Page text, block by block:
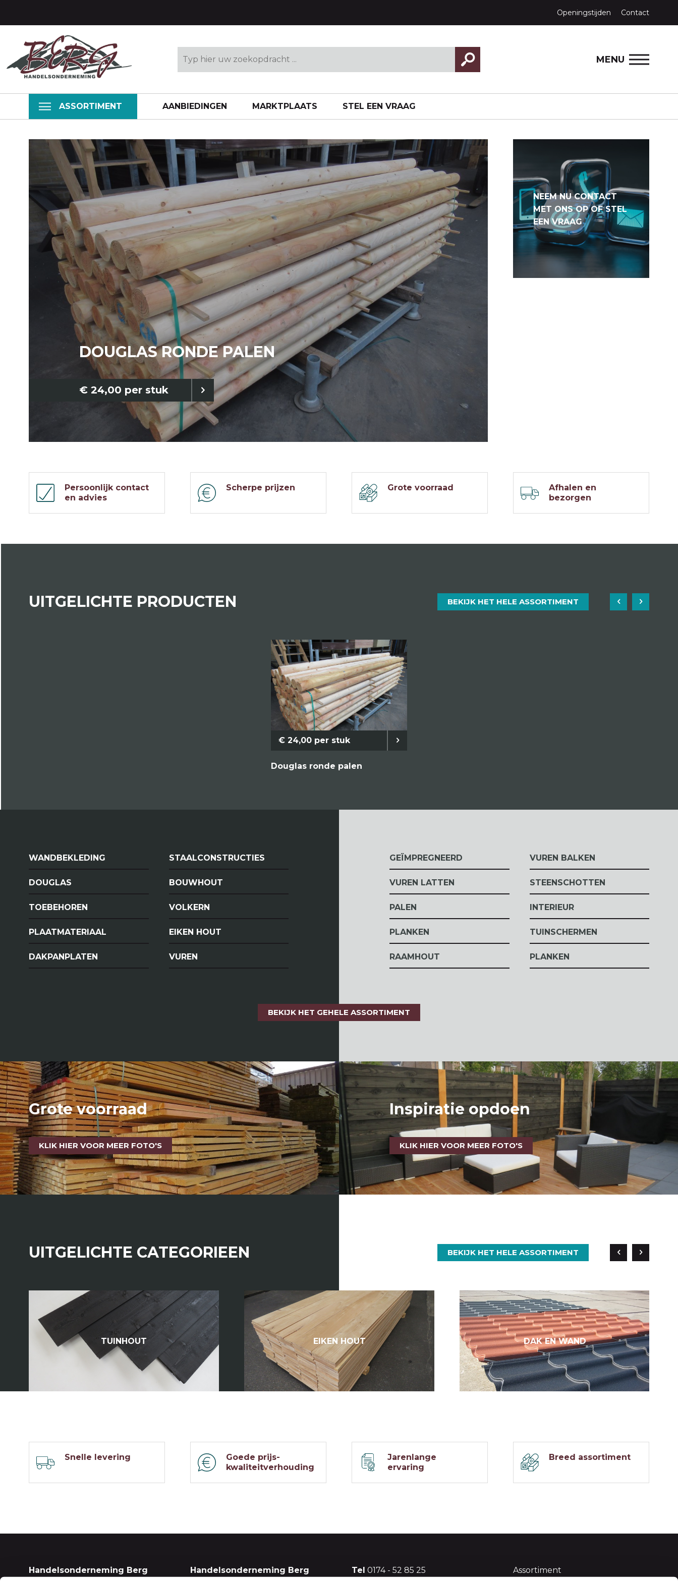
Openingstijden Contact
MENU
ASSORTIMENT AANBIEDINGEN MARKTPLAATS STEL EEN VRAAG
DOUGLAS RONDE PALEN
€ 24,00 per stuk
NEEM NU CONTACT
MET ONS OP OF STEL
EEN VRAAG
Persoonlijk contact
en advies
Scherpe prijzen Grote voorraad
Afhalen en
bezorgen
UITGELICHTE PRODUCTEN BEKIJK HET HELE ASSORTIMENT
€ 24,00 per stuk
Douglas ronde palen
WANDBEKLEDING
DOUGLAS
TOEBEHOREN
PLAATMATERIAAL
DAKPANPLATEN
STAALCONSTRUCTIES
BOUWHOUT
VOLKERN
EIKEN HOUT
VUREN
GEÏMPREGNEERD
VUREN LATTEN
PALEN
PLANKEN
RAAMHOUT
VUREN BALKEN
STEENSCHOTTEN
INTERIEUR
TUINSCHERMEN
PLANKEN
BEKIJK HET GEHELE ASSORTIMENT
Grote voorraad
KLIK HIER VOOR MEER FOTO'S
Inspiratie opdoen
KLIK HIER VOOR MEER FOTO'S
UITGELICHTE CATEGORIEEN BEKIJK HET HELE ASSORTIMENT
TUINHOUT EIKEN HOUT DAK EN WAND
Snelle levering
Goede prijs-
kwaliteitverhouding
Jarenlange
ervaring
Breed assortiment
Handelsonderneming Berg
Handelsonderneming Berg
Tel 0174 - 52 85 25
Assortiment